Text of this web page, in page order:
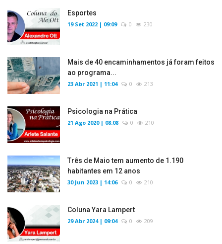
Esportes
19 Set 2022 | 09:09 0 230
Mais de 40 encaminhamentos já foram feitos
ao programa...
23 Abr 2021 | 11:04 0 213
Psicologia na Prática
21 Ago 2020 | 08:08 0 210
Três de Maio tem aumento de 1.190
habitantes em 12 anos
30 Jun 2023 | 14:06 0 210
Coluna Yara Lampert
29 Abr 2024 | 09:04 0 209